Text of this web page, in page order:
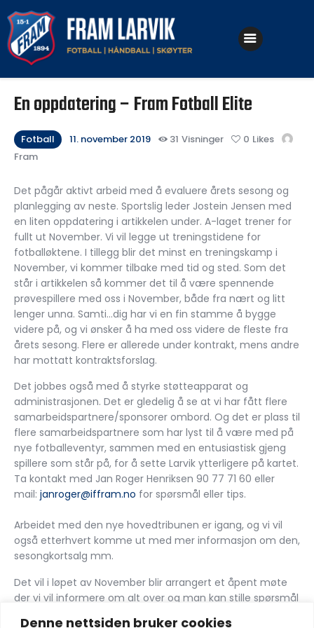
Denne nettsiden bruker cookies
Fotball
Håndball
En oppdatering – Fram Fotball Elite
Fotball 11. november 2019 31 Visninger 0 Likes
Fram
Det pågår aktivt arbeid med å evaluere årets sesong og
planlegging av neste. Sportslig leder Jostein Jensen med
en liten oppdatering i artikkelen under. A-laget trener for
fullt ut November. Vi vil legge ut treningstidene for
fotballøktene. I tillegg blir det minst en treningskamp i
November, vi kommer tilbake med tid og sted. Som det
står i artikkelen så kommer det til å være spennende
prøvespillere med oss i November, både fra nært og litt
lenger unna. Samti…dig har vi en fin stamme å bygge
videre på, og vi ønsker å ha med oss videre de fleste fra
årets sesong. Flere er allerede under kontrakt, mens andre
har mottatt kontraktsforslag.
Det jobbes også med å styrke støtteapparat og
administrasjonen. Det er gledelig å se at vi har fått flere
samarbeidspartnere/sponsorer ombord. Og det er plass til
flere samarbeidspartnere som har lyst til å være med på
nye fotballeventyr, sammen med en entusiastisk gjeng
spillere som står på, for å sette Larvik ytterligere på kartet.
Ta kontakt med Jan Roger Henriksen 90 77 71 60 eller
mail: janroger@iffram.no for spørsmål eller tips.
Arbeidet med den nye hovedtribunen er igang, og vi vil
også etterhvert komme ut med mer informasjon om den,
sesongkortsalg mm.
Det vil i løpet av November blir arrangert et åpent møte
der vi vil informere om alt over og man kan stille spørsmål